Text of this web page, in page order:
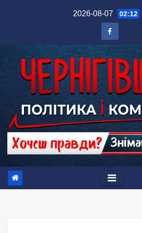
2026-08-07 02:12